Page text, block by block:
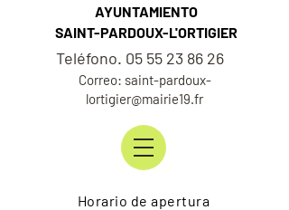
AYUNTAMIENTO
SAINT-PARDOUX-L'ORTIGIER
Teléfono. 05 55 23 86 26
Correo: saint-pardoux-
lortigier@mairie19.fr
Horario de apertura